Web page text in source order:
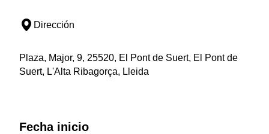
Dirección
Plaza, Major, 9, 25520, El Pont de Suert, El Pont de
Suert, L'Alta Ribagorça, Lleida
Fecha inicio